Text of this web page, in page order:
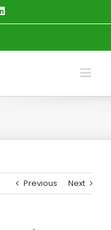
LinkedIn
Previous Next